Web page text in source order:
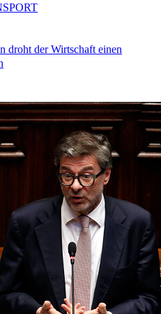
droht der Wirtschaft einen